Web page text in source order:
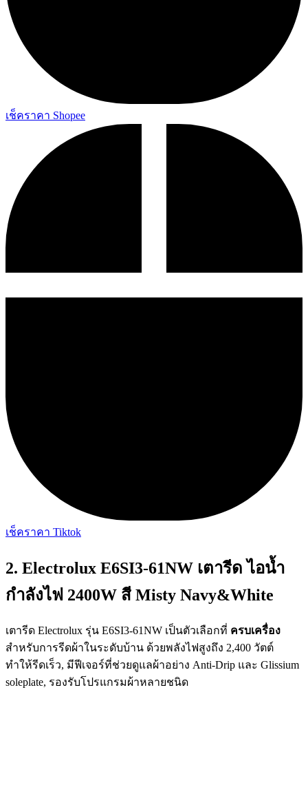
เช็คราคา Shopee
เช็คราคา Tiktok
2. Electrolux E6SI3-61NW เตารีด ไอน้ำ
กำลังไฟ 2400W สี Misty Navy&White
เตารีด Electrolux รุ่น E6SI3-61NW เป็นตัวเลือกที่ ครบเครื่อง
สำหรับการรีดผ้าในระดับบ้าน ด้วยพลังไฟสูงถึง 2,400 วัตต์
ทำให้รีดเร็ว, มีฟีเจอร์ที่ช่วยดูแลผ้าอย่าง Anti-Drip และ Glissium
soleplate, รองรับโปรแกรมผ้าหลายชนิด